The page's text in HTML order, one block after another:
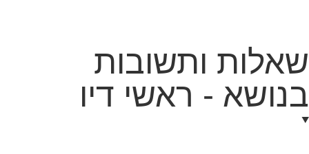
שאלות ותשובות
בנושא - ראשי דיו